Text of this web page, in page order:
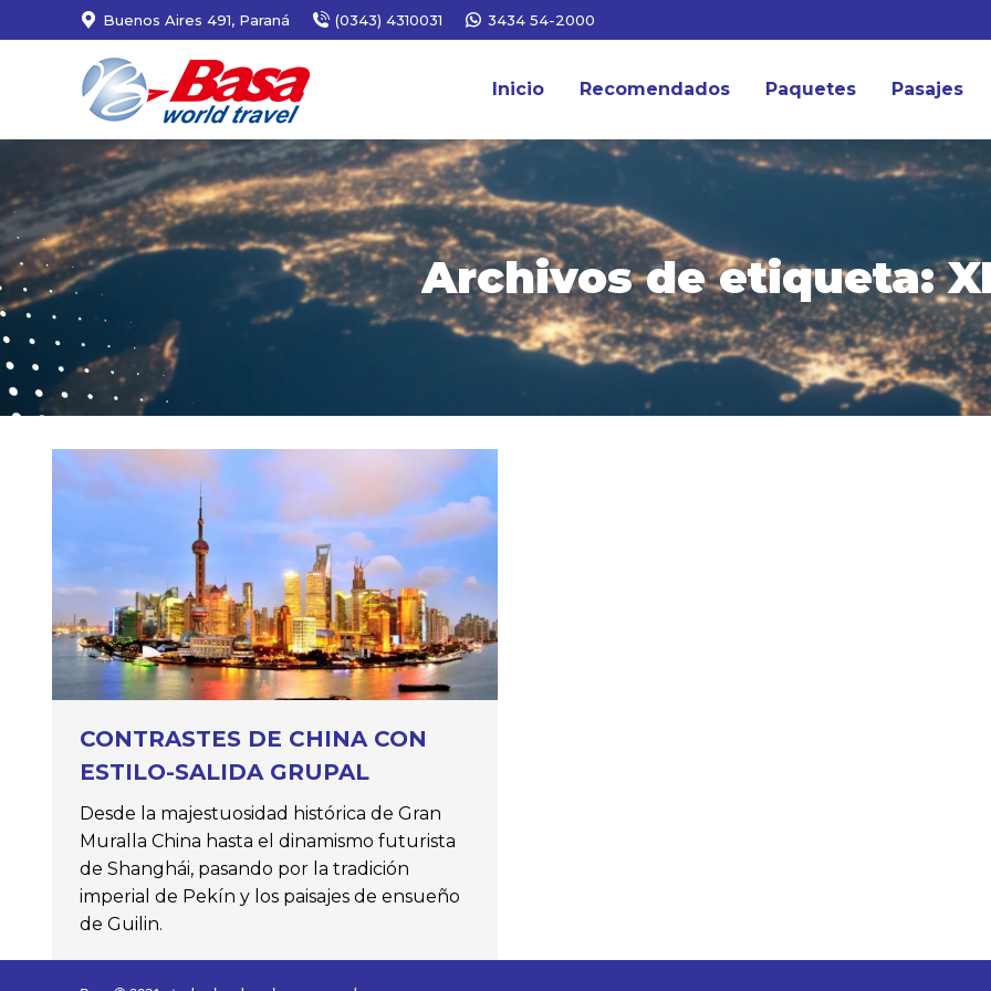
Buenos Aires 491, Paraná (0343) 4310031 3434 54-2000
Inicio Recomendados Paquetes Pasajes
Archivos de etiqueta:
CONTRASTES DE CHINA CON
ESTILO-SALIDA GRUPAL
Desde la majestuosidad histórica de Gran
Muralla China hasta el dinamismo futurista
de Shanghái, pasando por la tradición
imperial de Pekín y los paisajes de ensueño
de Guilin.